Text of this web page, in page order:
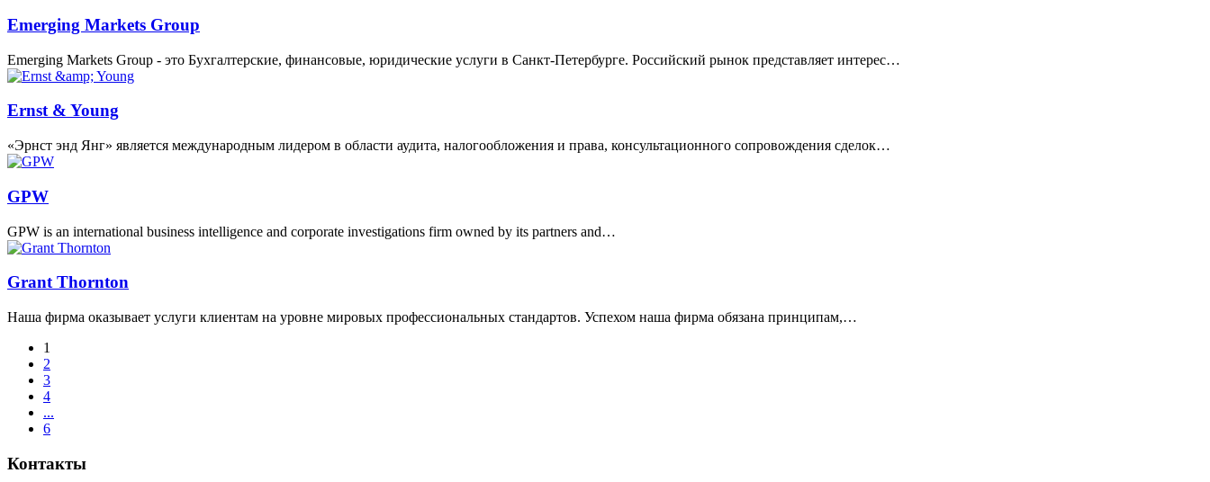
Emerging Markets Group
Emerging Markets Group - это Бухгалтерские, финансовые, юридические услуги в Санкт-Петербурге. Российский рынок представляет интерес…
Ernst & Young
«Эрнст энд Янг» является международным лидером в области аудита, налогообложения и права, консультационного сопровождения сделок…
GPW
GPW is an international business intelligence and corporate investigations firm owned by its partners and…
Grant Thornton
Наша фирма оказывает услуги клиентам на уровне мировых профессиональных стандартов. Успехом наша фирма обязана принципам,…
1
2
3
4
...
6
Контакты